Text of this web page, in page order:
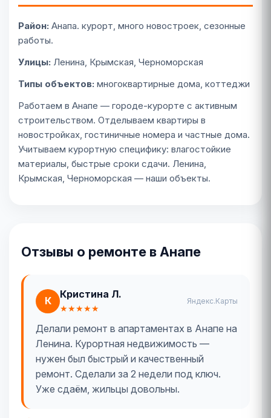
Район: Анапа. курорт, много новостроек, сезонные
работы.
Улицы: Ленина, Крымская, Черноморская
Типы объектов: многоквартирные дома, коттеджи
Работаем в Анапе — городе-курорте с активным
строительством. Отделываем квартиры в
новостройках, гостиничные номера и частные дома.
Учитываем курортную специфику: влагостойкие
материалы, быстрые сроки сдачи. Ленина,
Крымская, Черноморская — наши объекты.
Отзывы о ремонте в Анапе
К
Кристина Л.
★★★★★
Яндекс.Карты
Делали ремонт в апартаментах в Анапе на
Ленина. Курортная недвижимость —
нужен был быстрый и качественный
ремонт. Сделали за 2 недели под ключ.
Уже сдаём, жильцы довольны.